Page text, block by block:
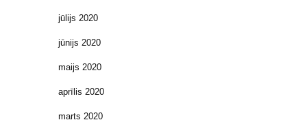
jūlijs 2020
jūnijs 2020
maijs 2020
aprīlis 2020
marts 2020